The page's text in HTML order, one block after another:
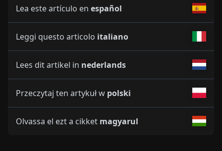
Lea este artículo en español
Leggi questo articolo italiano
Lees dit artikel in nederlands
Przeczytaj ten artykuł w polski
Olvassa el ezt a cikket magyarul